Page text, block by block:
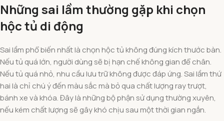
Những sai lầm thường gặp khi chọn
hộc tủ di động
Sai lầm phổ biến nhất là chọn hộc tủ không đúng kích thước bàn.
Nếu tủ quá lớn, người dùng sẽ bị hạn chế không gian để chân.
Nếu tủ quá nhỏ, nhu cầu lưu trữ không được đáp ứng. Sai lầm thứ
hai là chỉ chú ý đến màu sắc mà bỏ qua chất lượng ray trượt,
bánh xe và khóa. Đây là những bộ phận sử dụng thường xuyên,
nếu kém chất lượng sẽ gây khó chịu sau một thời gian ngắn.